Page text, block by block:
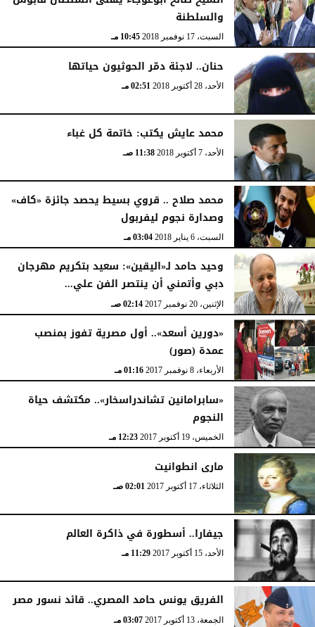
والسلطنة
السبت، 17 نوفمبر 2018 10:45 مـ
حنان.. لاجئة دمّر الحوثيون حياتها
الأحد، 28 أكتوبر 2018 02:51 مـ
محمد عايش يكتب: خاتمة كل غباء
الأحد، 7 أكتوبر 2018 11:38 صـ
محمد صلاح .. قروي بسيط يحصد جائزة «كاف»
وصدارة نجوم ليفربول
السبت، 6 يناير 2018 03:04 مـ
وحيد حامد لـ«اليقين»: سعيد بتكريم مهرجان
دبي وأتمني أن ينتصر الفن علي...
الإثنين، 20 نوفمبر 2017 02:14 صـ
«دورين أسعد».. أول مصرية تفوز بمنصب
عمدة (صور)
الأربعاء، 8 نوفمبر 2017 01:16 مـ
«سابرامانين تشاندراسخار».. مكتشف حياة
النجوم
الخميس، 19 أكتوبر 2017 12:23 مـ
مارى انطوانيت
الثلاثاء، 17 أكتوبر 2017 02:01 صـ
جيفارا.. أسطورة في ذاكرة العالم
الأحد، 15 أكتوبر 2017 11:29 مـ
الفريق يونس حامد المصري.. قائد نسور مصر
الجمعة، 13 أكتوبر 2017 03:07 مـ